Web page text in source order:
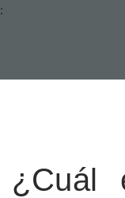
:
¿Cuál